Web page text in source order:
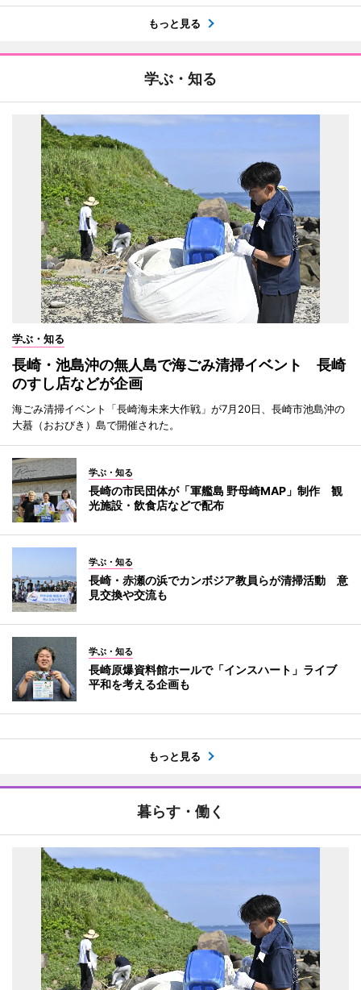
もっと見る
学ぶ・知る
学ぶ・知る
長崎・池島沖の無人島で海ごみ清掃イベント 長崎
のすし店などが企画
海ごみ清掃イベント「長崎海未来大作戦」が7月20日、長崎市池島沖の
大蟇（おおびき）島で開催された。
学ぶ・知る
長崎の市民団体が「軍艦島 野母崎MAP」制作 観
光施設・飲食店などで配布
学ぶ・知る
長崎・赤瀬の浜でカンボジア教員らが清掃活動 意
見交換や交流も
学ぶ・知る
長崎原爆資料館ホールで「インスハート」ライブ
平和を考える企画も
もっと見る
暮らす・働く